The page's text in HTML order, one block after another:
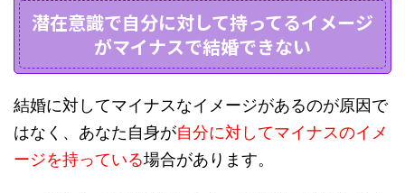
潜在意識で自分に対して持ってるイメージ
がマイナスで結婚できない
結婚に対してマイナスなイメージがあるのが原因で
はなく、あなた自身が自分に対してマイナスのイメ
ージを持っている場合があります。